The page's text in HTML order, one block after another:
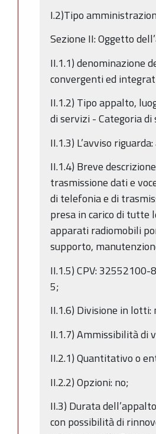
I.2)Tipo
Sezione II: Oggetto
II.1.1) denominazione
convergenti ed
II.1.2) Tipo appalto,
di servizi - Categoria di
II.1.3) L’avviso
II.1.4) Breve
trasmissione dati e
di telefonia e di
presa in carico di tutte
apparati radiomobili
supporto,
II.1.5) CPV:
5;
II.1.6) Divisione in lotti:
II.1.7) Ammissibilità di
II.2.1) Quantitativo o
II.2.2) Opzioni: no;
II.3) Durata
con possibilità di